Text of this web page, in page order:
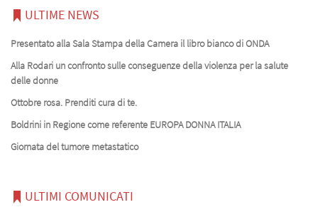
ULTIME NEWS
Presentato alla Sala Stampa della Camera il libro bianco di ONDA
Alla Rodari un confronto sulle conseguenze della violenza per la salute
delle donne
Ottobre rosa. Prenditi cura di te.
Boldrini in Regione come referente EUROPA DONNA ITALIA
Giornata del tumore metastatico
ULTIMI COMUNICATI